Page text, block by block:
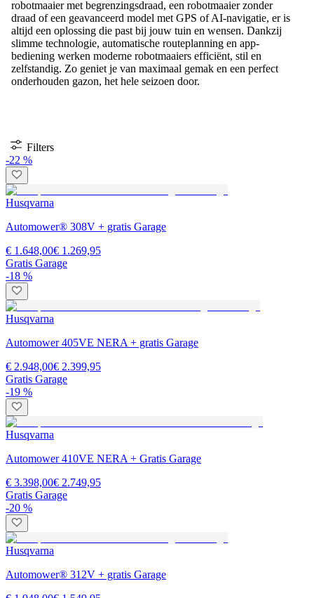
robotmaaier met begrenzingsdraad, een robotmaaier zonder
draad of een geavanceerd model met GPS of AI-navigatie, er is
altijd een oplossing die past bij jouw tuin en wensen. Dankzij
slimme technologie, automatische routeplanning en app-
bediening werken moderne robotmaaiers efficiënt, stil en
zelfstandig. Zo geniet je van maximaal gemak en een perfect
onderhouden gazon, het hele seizoen door.
Filters
-22 %
Husqvarna
Automower® 308V + gratis Garage
€ 1.648,00€ 1.269,95
Gratis Garage
-18 %
Husqvarna
Automower 405VE NERA + gratis Garage
€ 2.948,00€ 2.399,95
Gratis Garage
-19 %
Husqvarna
Automower 410VE NERA + Gratis Garage
€ 3.398,00€ 2.749,95
Gratis Garage
-20 %
Husqvarna
Automower® 312V + gratis Garage